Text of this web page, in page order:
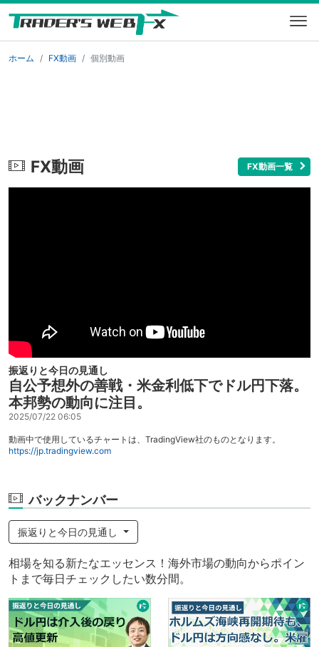
ホーム FX動画 個別動画
FX動画 FX動画一覧
振返りと今日の見通し
自公予想外の善戦・米金利低下でドル円下落。
本邦勢の動向に注目。
2025/07/22 06:05
動画中で使用しているチャートは、TradingView社のものとなります。
https://jp.tradingview.com
バックナンバー
振返りと今日の見通し
相場を知る新たなエッセンス！海外市場の動向からポイン
トまで毎日チェックしたい数分間。